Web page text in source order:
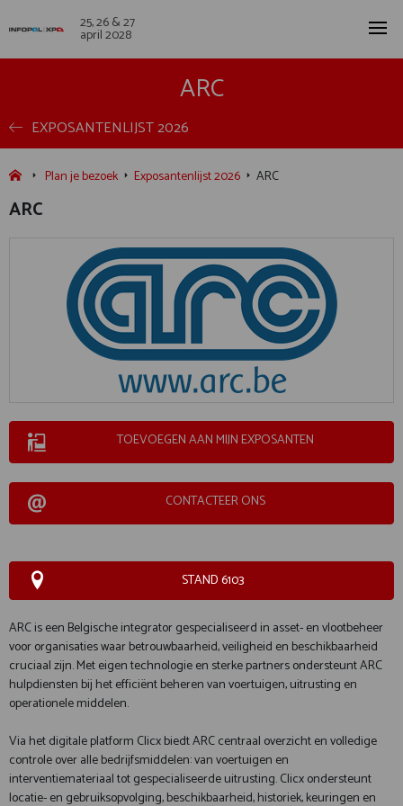
25, 26 & 27
april 2028
ARC
EXPOSANTENLIJST 2026
Plan je bezoek Exposantenlijst 2026 ARC
ARC
TOEVOEGEN AAN MIJN EXPOSANTEN
CONTACTEER ONS
STAND 6103
ARC is een Belgische integrator gespecialiseerd in asset- en vlootbeheer
voor organisaties waar betrouwbaarheid, veiligheid en beschikbaarheid
cruciaal zijn. Met eigen technologie en sterke partners ondersteunt ARC
hulpdiensten bij het efficiënt beheren van voertuigen, uitrusting en
operationele middelen.
Via het digitale platform Clicx biedt ARC centraal overzicht en volledige
controle over alle bedrijfsmiddelen: van voertuigen en
interventiemateriaal tot gespecialiseerde uitrusting. Clicx ondersteunt
locatie- en gebruiksopvolging, beschikbaarheid, historiek, keuringen en